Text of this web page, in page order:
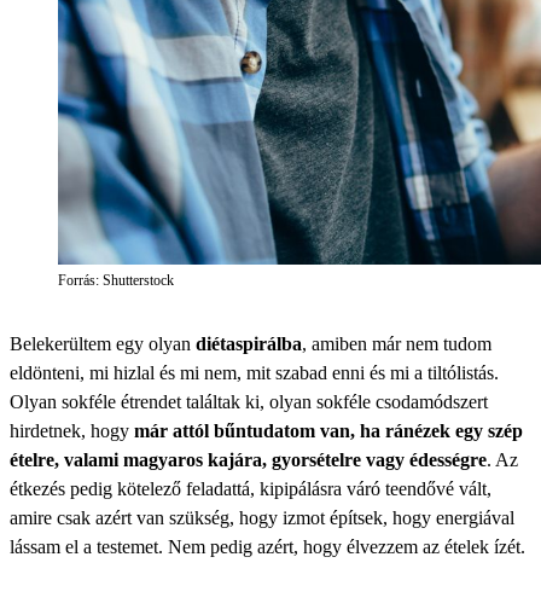
Forrás: Shutterstock
Belekerültem egy olyan diétaspirálba, amiben már nem tudom
eldönteni, mi hizlal és mi nem, mit szabad enni és mi a tiltólistás.
Olyan sokféle étrendet találtak ki, olyan sokféle csodamódszert
hirdetnek, hogy már attól bűntudatom van, ha ránézek egy szép
ételre, valami magyaros kajára, gyorsételre vagy édességre. Az
étkezés pedig kötelező feladattá, kipipálásra váró teendővé vált,
amire csak azért van szükség, hogy izmot építsek, hogy energiával
lássam el a testemet. Nem pedig azért, hogy élvezzem az ételek ízét.